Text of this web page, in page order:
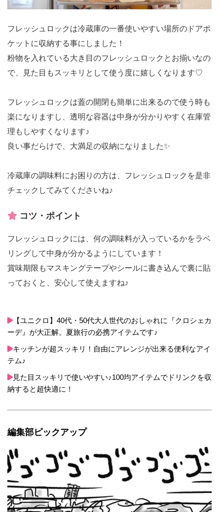
フレッシュロックは冷蔵庫の一番使いやすい場所のドアポ
ケットに収納する事にしました！
粉物を入れている大き目のフレッシュロックとお揃いなの
で、見た目もスッキリとして使う度に嬉しくなります♡
フレッシュロックは蓋の開閉も簡単に出来るので使う時も
楽になりますし、透明な容器は中身が分かりやすく在庫管
理もしやすくなります♪
良い事だらけで、大満足の収納になりました✨
冷蔵庫の調味料にお困りの方は、フレッシュロックを是非
チェックしてみてくださいね♪
コツ・ポイント
フレッシュロックには、何の調味料が入っているかをラベ
リングして中身が分かるようにしています！
賞味期限もマスキングテープやシールに書き込んで裏に貼
っておくと、安心して使えますね♪
【ユニクロ】40代・50代大人世代のおしゃれに『クロシェカ
ーデ』が大正解。夏旅行の必携アイテムです♪
キッチンが超スッキリ！自由にアレンジが出来る便利なアイ
テム♪
見た目スッキリで使いやすい♪100均アイテムでドリンクを収
納すると超快適に！
編集部ピックアップ